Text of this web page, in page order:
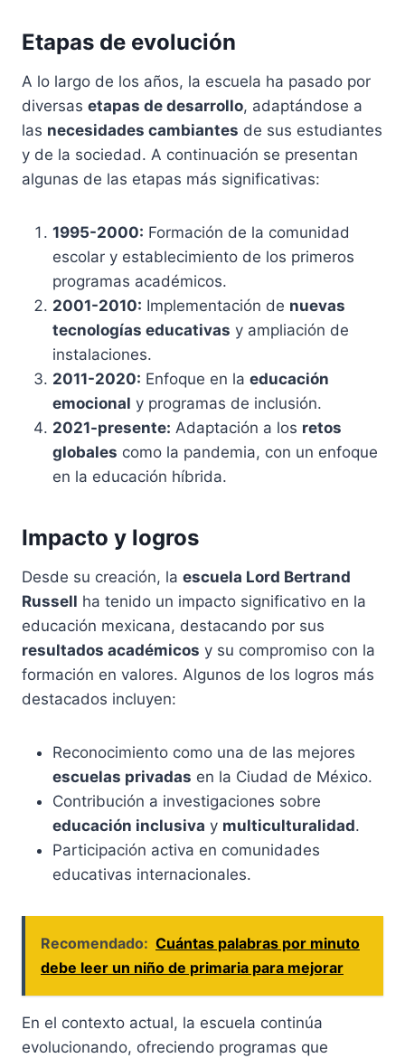
Etapas de evolución
A lo largo de los años, la escuela ha pasado por
diversas etapas de desarrollo, adaptándose a
las necesidades cambiantes de sus estudiantes
y de la sociedad. A continuación se presentan
algunas de las etapas más significativas:
1995-2000: Formación de la comunidad
escolar y establecimiento de los primeros
programas académicos.
2001-2010: Implementación de nuevas
tecnologías educativas y ampliación de
instalaciones.
2011-2020: Enfoque en la educación
emocional y programas de inclusión.
2021-presente: Adaptación a los retos
globales como la pandemia, con un enfoque
en la educación híbrida.
Impacto y logros
Desde su creación, la escuela Lord Bertrand
Russell ha tenido un impacto significativo en la
educación mexicana, destacando por sus
resultados académicos y su compromiso con la
formación en valores. Algunos de los logros más
destacados incluyen:
Reconocimiento como una de las mejores
escuelas privadas en la Ciudad de México.
Contribución a investigaciones sobre
educación inclusiva y multiculturalidad.
Participación activa en comunidades
educativas internacionales.
Recomendado: Cuántas palabras por minuto
debe leer un niño de primaria para mejorar
En el contexto actual, la escuela continúa
evolucionando, ofreciendo programas que